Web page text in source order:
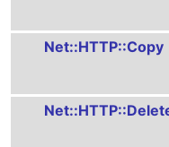
Net::HTTP::Copy